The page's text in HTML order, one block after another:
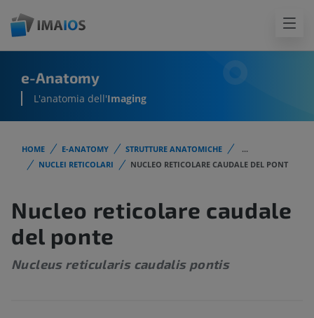
e-Anatomy
L'anatomia dell'Imaging
HOME E-ANATOMY STRUTTURE ANATOMICHE
...
NUCLEI RETICOLARI
NUCLEO RETICOLARE CAUDALE DEL PONT
Nucleo reticolare caudale
del ponte
Nucleus reticularis caudalis pontis